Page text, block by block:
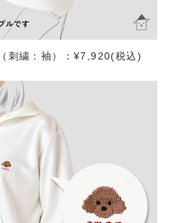
刺繍：袖）：¥7,920(税込)